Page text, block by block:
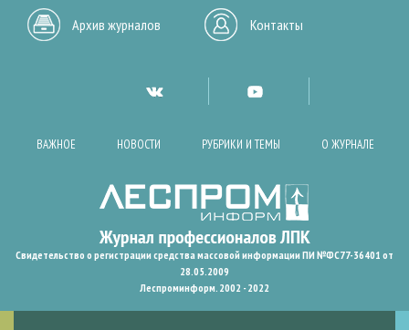
Архив журналов Контакты
ВАЖНОЕ НОВОСТИ РУБРИКИ И ТЕМЫ О ЖУРНАЛЕ
Свидетельство о регистрации средства массовой информации ПИ №ФС77-36401 от
28.05.2009
Леспроминформ. 2002 - 2022